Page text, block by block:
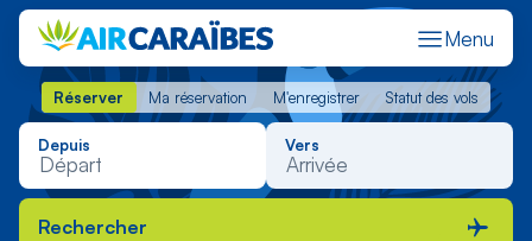
Menu
Réserver Ma réservation M'enregistrer Statut des vols
Réserver Ma réservation M'enregistrer Statut des vols
Depuis Vers
Rechercher